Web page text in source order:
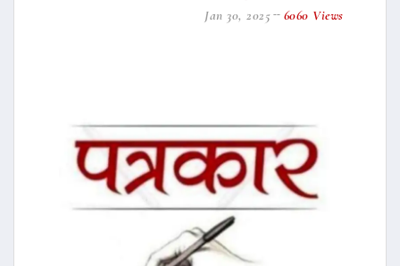
Jan 30, 2025 6060 Views